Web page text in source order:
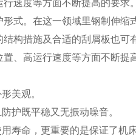
速度等方面不断提高的要求。
式。在这一领域里钢制伸
构措施及合适的刮屑板也
、高运行速度等方面不断提
美观。
既平稳又无振动噪音。
命，更重要的是保证了机床